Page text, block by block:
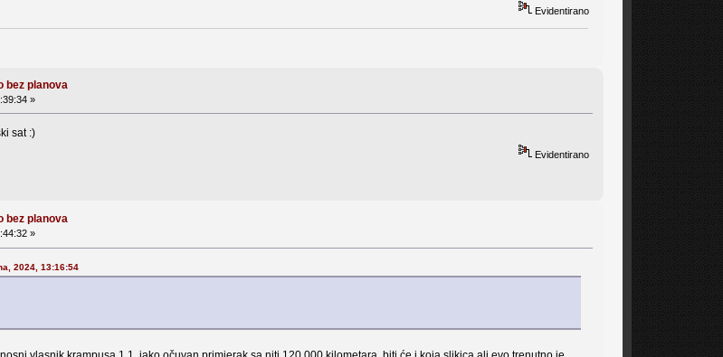
Evidentirano
bez planova
»
sat :)
Evidentirano
bez planova
»
2024, 13:16:54